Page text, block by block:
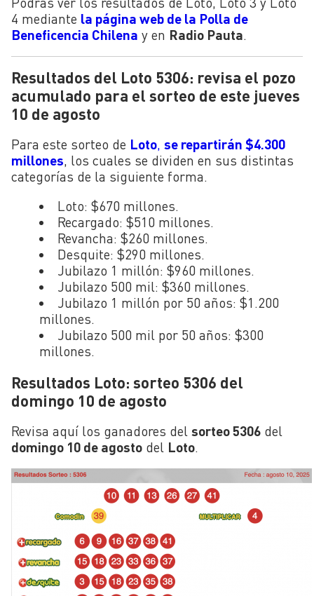
4 mediante la página web de la Polla de
Beneficencia Chilena y en Radio Pauta.
Resultados del Loto 5306: revisa el pozo
acumulado para el sorteo de este jueves
10 de agosto
Para este sorteo de Loto, se repartirán $4.300
millones, los cuales se dividen en sus distintas
categorías de la siguiente forma.
Loto: $670 millones.
Recargado: $510 millones.
Revancha: $260 millones.
Desquite: $290 millones.
Jubilazo 1 millón: $960 millones.
Jubilazo 500 mil: $360 millones.
Jubilazo 1 millón por 50 años: $1.200
millones.
Jubilazo 500 mil por 50 años: $300
millones.
Resultados Loto: sorteo 5306 del
domingo 10 de agosto
Revisa aquí los ganadores del sorteo 5306 del
domingo 10 de agosto del Loto.